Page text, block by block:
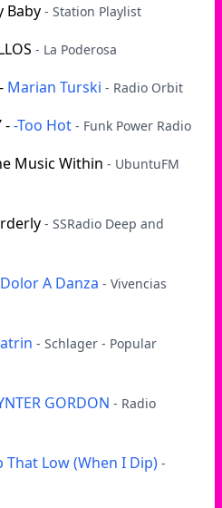
Baby - Station Playlist
- La Poderosa
- Marian Turski - Radio Orbit
--Too Hot - Funk Power Radio
Music Within - UbuntuFM
- SSRadio Deep and
Dolor A Danza - Vivencias
- Schlager - Popular
GORDON - Radio
That Low (When I Dip) -